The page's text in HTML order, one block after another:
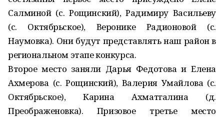
Салминой (с. Рощинский), Радимиру Васильеву
(с. Октябрьское), Веронике Радионовой (с.
Наумовка). Они будут представлять наш район в
региональном этапе конкурса.
Второе место заняли Дарья Федотова и Елена
Ахмерова (с. Рощинский), Валерия Умайлова (с.
Октябрьское), Карина Ахматгалина (д.
Преображеновка). Призовое третье место